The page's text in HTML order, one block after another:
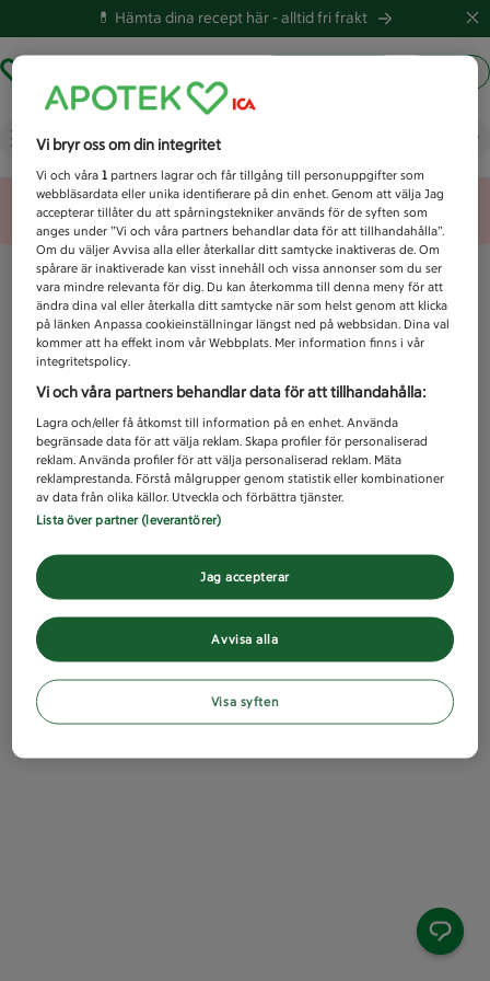
💊 Hämta dina recept här -alltid fri frakt
Vad letar du efter idag?
Unknown error
Vi bryr oss om din integritet
Vi och våra1 partners lagrar och får tillgång till personuppgifter som
webbläsardata eller unika identifierare på din enhet. Genom att välja Jag
accepterar tillåter du att spårningstekniker används för de syften som
anges under ”Vi och våra partners behandlar data för att tillhandahålla”.
Om du väljer Avvisa alla eller återkallar ditt samtycke inaktiveras de. Om
spårare är inaktiverade kan visst innehåll och vissa annonser som du ser
vara mindre relevanta för dig. Du kan återkomma till denna meny för att
ändra dina val eller återkalla ditt samtycke när som helst genom att klicka
på länken Anpassa cookieinställningar längst ned på webbsidan. Dina val
kommer att ha effekt inom vår Webbplats. Mer information finns i vår
integritetspolicy.
Vi och våra partners behandlar data för att tillhandahålla:
Lagra och/eller få åtkomst till information på en enhet. Använda
begränsade data för att välja reklam. Skapa profiler för personaliserad
reklam. Använda profiler för att välja personaliserad reklam. Mäta
reklamprestanda. Förstå målgrupper genom statistik eller kombinationer
av data från olika källor. Utveckla och förbättra tjänster.
Lista över partner (leverantörer)
Avvisa alla
Jag accepterar
Visa syften